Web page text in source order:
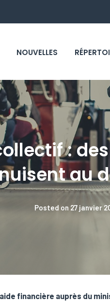
NOUVELLES
:
au
Posted on 27 janvier
financière auprès du